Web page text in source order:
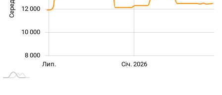
8 000
10 000
12 000
L
Січ. 2025
Лип. Січ. 2026
Лип.